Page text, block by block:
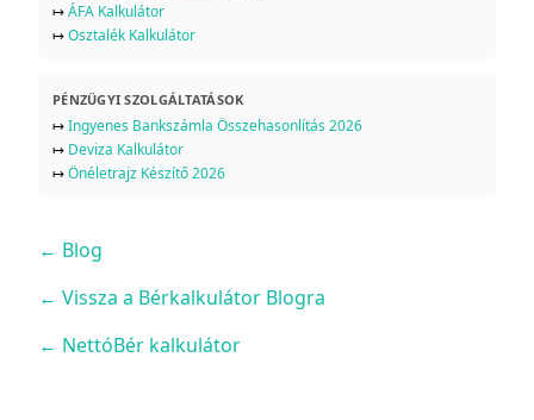
↦ÁFA Kalkulátor
↦Osztalék Kalkulátor
PÉNZÜGYI SZOLGÁLTATÁSOK
↦Ingyenes Bankszámla Összehasonlítás 2026
↦ Deviza Kalkulátor
↦Önéletrajz Készítő 2026
← Blog
← Vissza a Bérkalkulátor Blogra
← NettóBér kalkulátor